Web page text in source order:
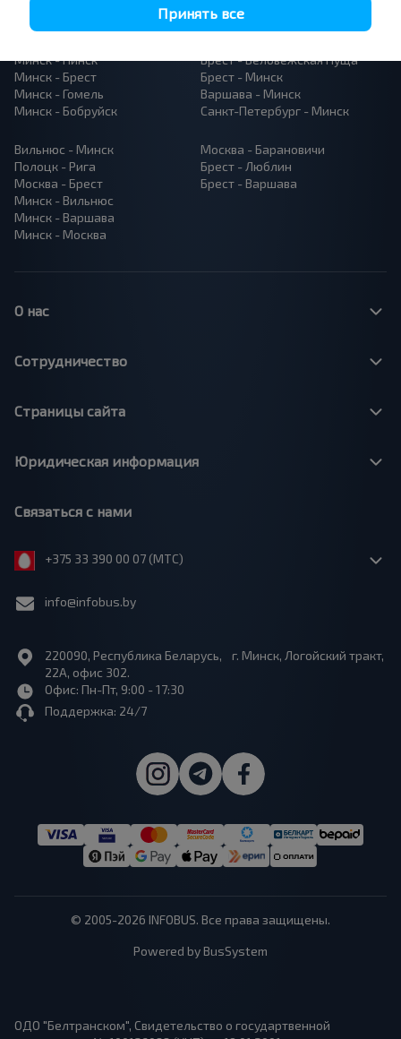
Минск - Несвиж
Минск - Пинск
Минск - Брест
Минск - Гомель
Минск - Бобруйск
Минск - Барановичи
Брест - Беловежская Пуща
Брест - Минск
Варшава - Минск
Санкт-Петербург - Минск
Вильнюс - Минск
Полоцк - Рига
Москва - Брест
Минск - Вильнюс
Минск - Варшава
Минск - Москва
Москва - Барановичи
Брест - Люблин
Брест - Варшава
О нас
Сотрудничество
Страницы сайта
Юридическая информация
Связаться с нами
+375 33 390 00 07 (МТС)
info@infobus.by
220090, Республика Беларусь, г. Минск, Логойский тракт,
22А, офис 302.
Офис: Пн-Пт, 9:00 - 17:30
Поддержка: 24/7
© 2005-2026 INFOBUS. Все права защищены.
Powered by BusSystem
ОДО "Белтранском", Свидетельство о государтвенной
Принять все